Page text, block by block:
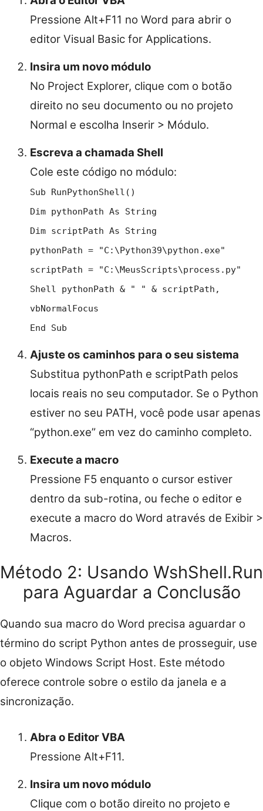
Pressione Alt+F11 no Word para abrir o
editor Visual Basic for Applications.
Insira um novo módulo
No Project Explorer, clique com o botão
direito no seu documento ou no projeto
Normal e escolha Inserir > Módulo.
Escreva a chamada Shell
Cole este código no módulo:
Sub RunPythonShell()
Dim pythonPath As String
Dim scriptPath As String
pythonPath = "C:\Python39\python.exe"
scriptPath = "C:\MeusScripts\process.py"
Shell pythonPath & " " & scriptPath,
vbNormalFocus
End Sub
Ajuste os caminhos para o seu sistema
Substitua pythonPath e scriptPath pelos
locais reais no seu computador. Se o Python
estiver no seu PATH, você pode usar apenas
“python.exe” em vez do caminho completo.
Execute a macro
Pressione F5 enquanto o cursor estiver
dentro da sub-rotina, ou feche o editor e
execute a macro do Word através de Exibir >
Macros.
Método 2: Usando WshShell.Run
para Aguardar a Conclusão
Quando sua macro do Word precisa aguardar o
término do script Python antes de prosseguir, use
o objeto Windows Script Host. Este método
oferece controle sobre o estilo da janela e a
sincronização.
Abra o Editor VBA
Pressione Alt+F11.
Insira um novo módulo
Clique com o botão direito no projeto e